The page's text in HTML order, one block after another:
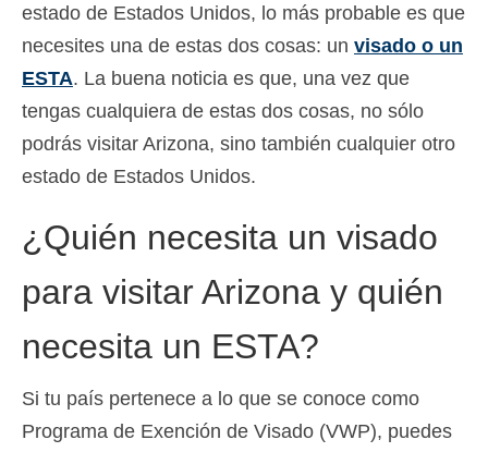
Nederlands Holandés
English (Inglés
Eesti(Estonio)
Suomi( Finlandés
Ελληνικά( Griego)
עברית Hebreo)
Magyar(Húngaro)
Italiano
estado de Estados Unidos, lo más probable es que
necesites una de estas dos cosas: un visado o un
ESTA. La buena noticia es que, una vez que
tengas cualquiera de estas dos cosas, no sólo
podrás visitar Arizona, sino también cualquier otro
estado de Estados Unidos.
¿Quién necesita un visado
para visitar Arizona y quién
necesita un ESTA?
Si tu país pertenece a lo que se conoce como
Programa de Exención de Visado (VWP), puedes